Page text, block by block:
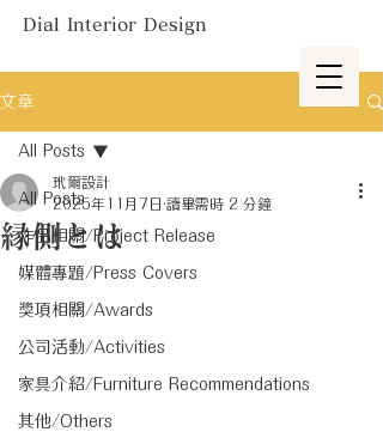
Dial Interior Design
文章
All Posts
作品相關/Project Release
媒體專題/Press Covers
獎項相關/Awards
公司活動/Activities
家具介紹/Furniture Recommendations
其他/Others
All Posts
縁側とは
玳爾設計
2025年11月7日 讀畢需時 2 分鐘